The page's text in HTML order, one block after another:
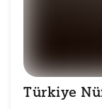
Türkiye